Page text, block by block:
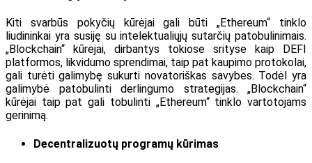
Kiti svarbūs pokyčių kūrėjai gali būti „Ethereum“ tinklo
liudininkai yra susiję su intelektualiųjų sutarčių patobulinimais.
„Blockchain“ kūrėjai, dirbantys tokiose srityse kaip DEFI
platformos, likvidumo sprendimai, taip pat kaupimo protokolai,
gali turėti galimybę sukurti novatoriškas savybes. Todėl yra
galimybė patobulinti derlingumo strategijas. „Blockchain“
kūrėjai taip pat gali tobulinti „Ethereum“ tinklo vartotojams
gerinimą.
Decentralizuotų programų kūrimas